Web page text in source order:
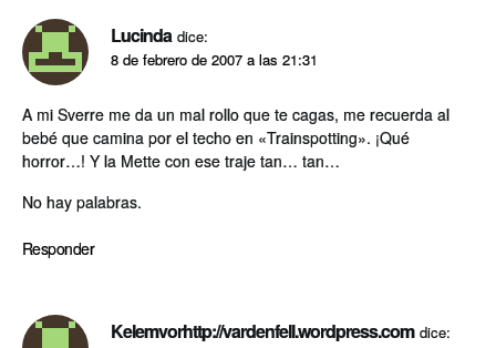
Lucinda dice:
8 de febrero de 2007 a las 21:31
A mi Sverre me da un mal rollo que te cagas, me recuerda al
bebé que camina por el techo en «Trainspotting». ¡Qué
horror…! Y la Mette con ese traje tan… tan…
No hay palabras.
Responder
Kelemvorhttp://vardenfell.wordpress.com dice: